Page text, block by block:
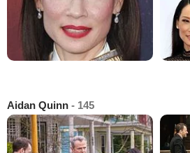
Aidan Quinn - 145